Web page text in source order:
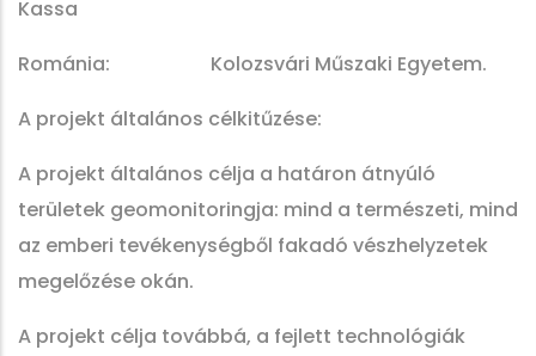
Kassa
Románia: Kolozsvári Műszaki Egyetem.
A projekt általános célkitűzése:
A projekt általános célja a határon átnyúló
területek geomonitoringja: mind a természeti, mind
az emberi tevékenységből fakadó vészhelyzetek
megelőzése okán.
A projekt célja továbbá, a fejlett technológiák